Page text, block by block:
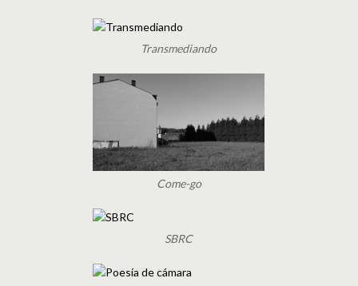
Transmediando
Come-go
SBRC